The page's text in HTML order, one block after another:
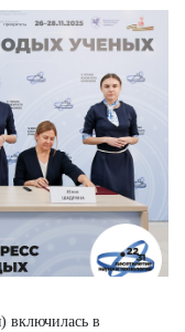
включилась в